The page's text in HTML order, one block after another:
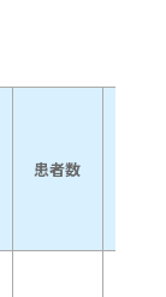
患者数